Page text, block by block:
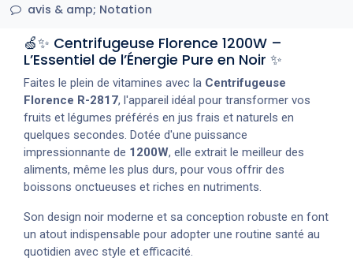
avis & amp; Notation
🍏✨ Centrifugeuse Florence 1200W –
L’Essentiel de l’Énergie Pure en Noir ✨
Faites le plein de vitamines avec la Centrifugeuse
Florence R-2817, l'appareil idéal pour transformer vos
fruits et légumes préférés en jus frais et naturels en
quelques secondes. Dotée d'une puissance
impressionnante de 1200W, elle extrait le meilleur des
aliments, même les plus durs, pour vous offrir des
boissons onctueuses et riches en nutriments.
Son design noir moderne et sa conception robuste en font
un atout indispensable pour adopter une routine santé au
quotidien avec style et efficacité.